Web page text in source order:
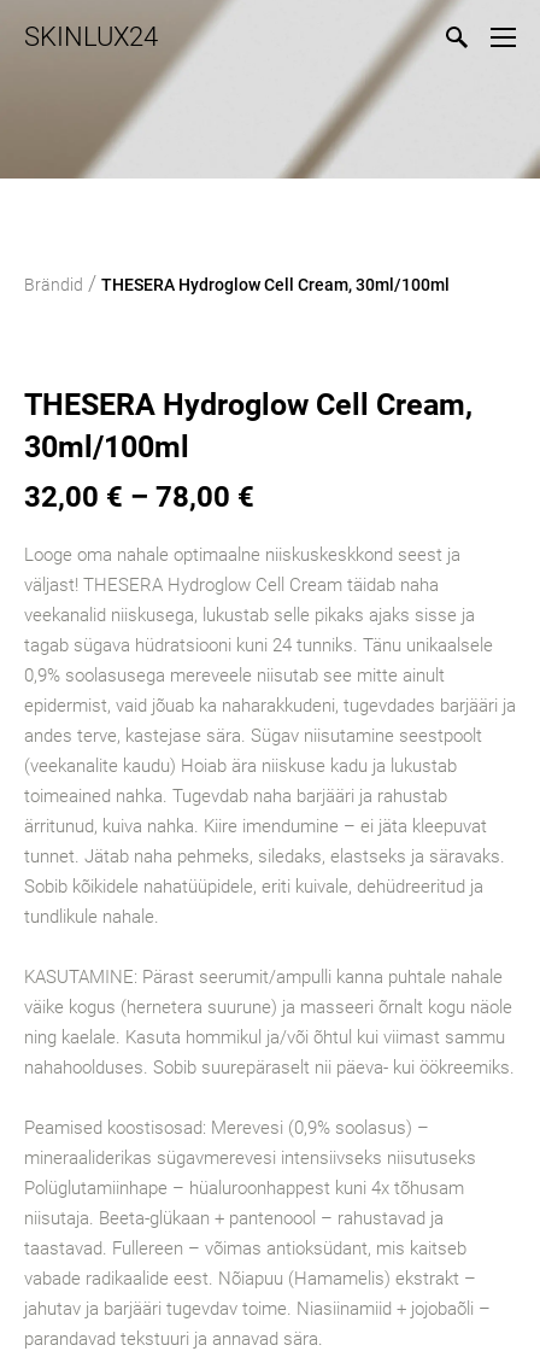
SKINLUX24
Brändid / THESERA Hydroglow Cell Cream, 30ml/100ml
THESERA Hydroglow Cell Cream,
30ml/100ml
32,00 € – 78,00 €
Looge oma nahale optimaalne niiskuskeskkond seest ja
väljast! THESERA Hydroglow Cell Cream täidab naha
veekanalid niiskusega, lukustab selle pikaks ajaks sisse ja
tagab sügava hüdratsiooni kuni 24 tunniks. Tänu unikaalsele
0,9% soolasusega mereveele niisutab see mitte ainult
epidermist, vaid jõuab ka naharakkudeni, tugevdades barjääri ja
andes terve, kastejase sära. Sügav niisutamine seestpoolt
(veekanalite kaudu) Hoiab ära niiskuse kadu ja lukustab
toimeained nahka. Tugevdab naha barjääri ja rahustab
ärritunud, kuiva nahka. Kiire imendumine – ei jäta kleepuvat
tunnet. Jätab naha pehmeks, siledaks, elastseks ja säravaks.
Sobib kõikidele nahatüüpidele, eriti kuivale, dehüdreeritud ja
tundlikule nahale.
KASUTAMINE: Pärast seerumit/ampulli kanna puhtale nahale
väike kogus (hernetera suurune) ja masseeri õrnalt kogu näole
ning kaelale. Kasuta hommikul ja/või õhtul kui viimast sammu
nahahoolduses. Sobib suurepäraselt nii päeva- kui öökreemiks.
Peamised koostisosad: Merevesi (0,9% soolasus) –
mineraaliderikas sügavmerevesi intensiivseks niisutuseks
Polüglutamiinhape – hüaluroonhappest kuni 4x tõhusam
niisutaja. Beeta-glükaan + pantenoool – rahustavad ja
taastavad. Fullereen – võimas antioksüdant, mis kaitseb
vabade radikaalide eest. Nõiapuu (Hamamelis) ekstrakt –
jahutav ja barjääri tugevdav toime. Niasiinamiid + jojobaõli –
parandavad tekstuuri ja annavad sära.